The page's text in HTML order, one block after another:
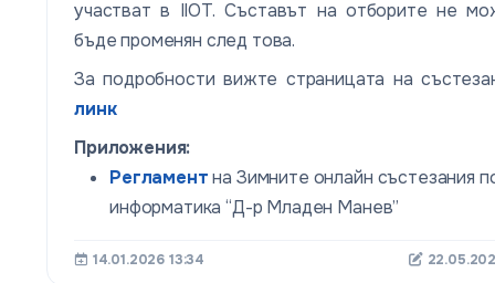
участват в IIOT. Съставът на отборите не
бъде променян след това.
За подробности вижте страницата на
линк
Приложения:
Регламентна Зимните онлайн състезания
информатика “Д-р Младен Манев”
14.01.2026 13:34